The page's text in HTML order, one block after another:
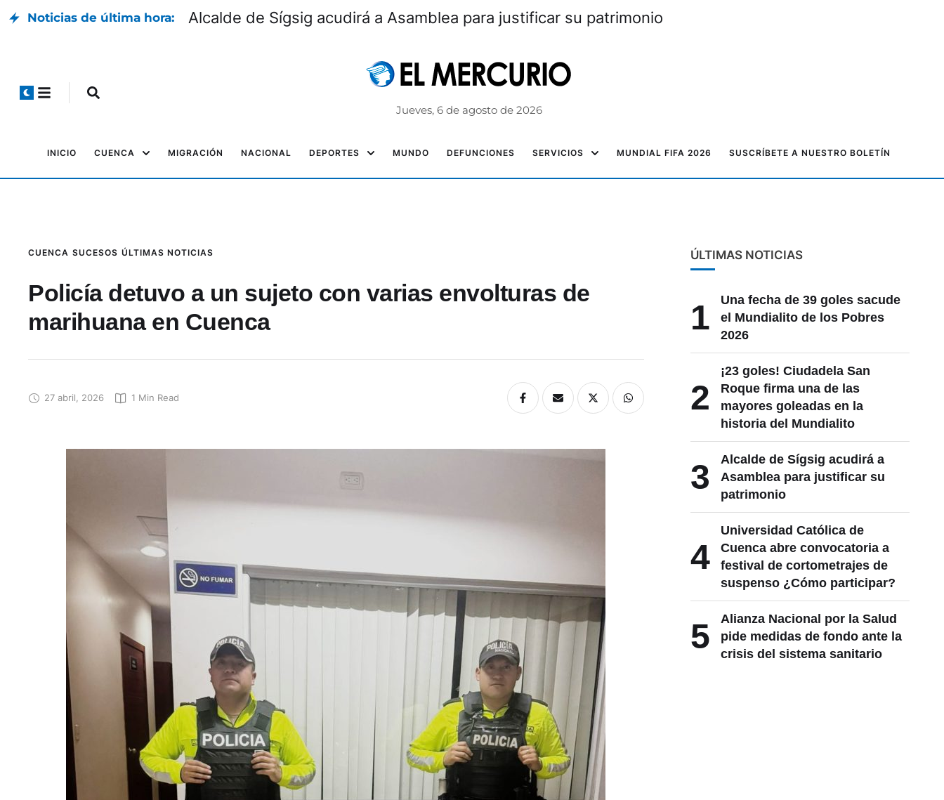
Noticias de última hora: Alcalde de Sígsig acudirá a Asamblea para justificar su patrimonio
Jueves, 6 de agosto de 2026
INICIO CUENCA MIGRACIÓN NACIONAL DEPORTES MUNDO DEFUNCIONES SERVICIOS MUNDIAL FIFA 2026 SUSCRÍBETE A NUESTRO BOLETÍN
CUENCA SUCESOS ÚLTIMAS NOTICIAS
Policía detuvo a un sujeto con varias envolturas de
marihuana en Cuenca
27 abril, 2026 1 Min Read
ÚLTIMAS NOTICIAS
1
Una fecha de 39 goles sacude
el Mundialito de los Pobres
2026
2
¡23 goles! Ciudadela San
Roque firma una de las
mayores goleadas en la
historia del Mundialito
3
Alcalde de Sígsig acudirá a
Asamblea para justificar su
patrimonio
4
Universidad Católica de
Cuenca abre convocatoria a
festival de cortometrajes de
suspenso ¿Cómo participar?
5
Alianza Nacional por la Salud
pide medidas de fondo ante la
crisis del sistema sanitario